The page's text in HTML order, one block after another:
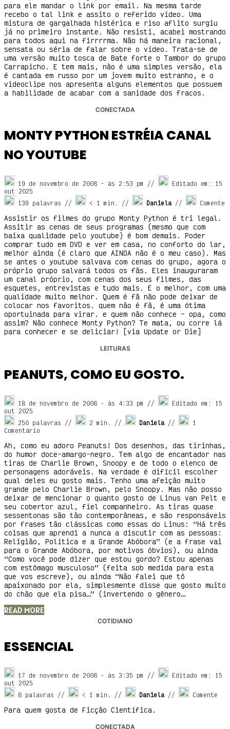
para ele mandar o link por email. Na mesma tarde
recebo o tal link e assito o referido vídeo. Uma
mistura de gargalhada histérica e riso aflito surgiu
já no primeiro instante. Não resisti, acabei mostrando
para todos aqui na firrrrma. Não há maneira racional,
sensata ou séria de falar sobre o vídeo. Trata-se de
uma versão muito tosca de Bate forte o Tambor do grupo
Carrapicho. E tem mais, não é uma simples versão, ela
é cantada em russo por um jovem muito estranho, e o
videoclipe nos apresenta alguns elementos que possuem
a habilidade de acabar com a sanidade dos fracos.
CONECTADA
MONTY PYTHON ESTRÉIA CANAL
NO YOUTUBE
19 de novembro de 2008 - às 2:53 pm //
Editado em: 15
out 2025
139 palavras //
< 1 min. // Daniela// Comente
Assistir os filmes do grupo Monty Python é tri legal.
Assitir as cenas de seus programas (mesmo que com
baixa qualidade pelo youtube) é bom demais. Poder
comprar tudo em DVD e ver em casa, no conforto do lar,
melhor ainda (é claro que AINDA não é o meu caso). Mas
se antes o youtube salvava com cenas do grupo, agora o
próprio grupo salvará todos os fãs. Eles inauguraram
um canal próprio, com cenas dos seus filmes, das
esquetes, entrevistas e tudo mais. E o melhor, com uma
qualidade muito melhor. Quem é fã não pode deixar de
colocar nos favoritos. quem não é fã, é uma ótima
oportuinada para virar. e quem não conhece – opa, como
assim? Não conhece Monty Python? Te mata, ou corre lá
para conhecer e se deliciar! [via Update or Die]
LEITURAS
PEANUTS, COMO EU GOSTO.
18 de novembro de 2008 - às 4:33 pm //
Editado em: 15
out 2025
250 palavras //
2 min. // Daniela //
1
Comentário
Ah, como eu adoro Peanuts! Dos desenhos, das tirinhas,
do humor doce-amargo-negro. Tem algo de encantador nas
tiras de Charlie Brown, Snoopy e de todo o elenco de
personagens adoráveis. Na verdade é difícil escolher
qual deles eu gosto mais. Tenho uma afeição muito
grande pelo Charlie Brown, pelo Snoopy. Mas não posso
deixar de mencionar o quanto gosto de Linus van Pelt e
seu cobertor azul, fiel companheiro. As tiras quase
sessentonas são tão contemporâneas, e são responsáveis
por frases tão clássicas como essas do Linus: “Há três
coisas que aprendi a nunca a discutir com as pessoas:
Religião, Política e a Grande Abóbora” (e a frase vai
para o Grande Abóbora, por motivos óbvios), ou ainda
“Como você pode dizer que estou gordo? Estou apenas
com estômago musculoso” (feita sob medida para esta
que vos escreve), ou ainda “Não falei que tô
apaixonado por ela, simplesmente disse que gosto muito
do chão que ela pisa…” (invertendo o gênero…
READ MORE
COTIDIANO
ESSENCIAL
17 de novembro de 2008 - às 3:35 pm //
Editado em: 15
out 2025
8 palavras //
< 1 min. // Daniela// Comente
Para quem gosta de Ficção Científica.
CONECTADA